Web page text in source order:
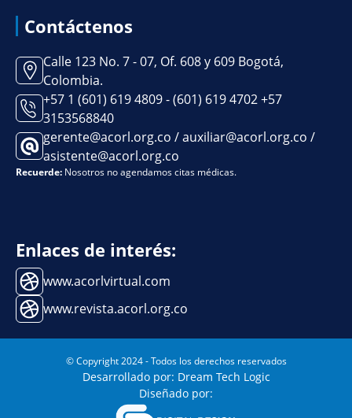
Contáctenos
Calle 123 No. 7 - 07, Of. 608 y 609 Bogotá,
Colombia.
+57 1 (601) 619 4809 - (601) 619 4702 +57
3153568840
gerente@acorl.org.co / auxiliar@acorl.org.co /
asistente@acorl.org.co
Recuerde: Nosotros no agendamos citas médicas.
Enlaces de interés:
www.acorlvirtual.com
www.revista.acorl.org.co
© Copyright 2024 - Todos los derechos reservados
Desarrollado por: Dream Tech Logic
Diseñado por: